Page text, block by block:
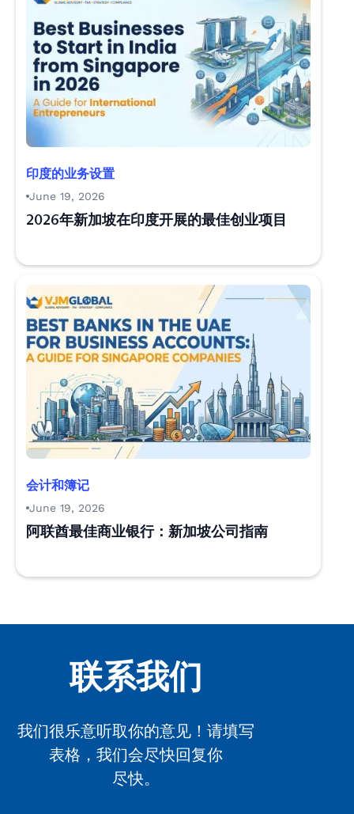
印度的业务设置
June 19, 2026
2026年新加坡在印度开展的最佳创业项目
会计和簿记
June 19, 2026
阿联酋最佳商业银行：新加坡公司指南
联系我们
我们很乐意听取你的意见！请填写
表格，我们会尽快回复你
尽快。